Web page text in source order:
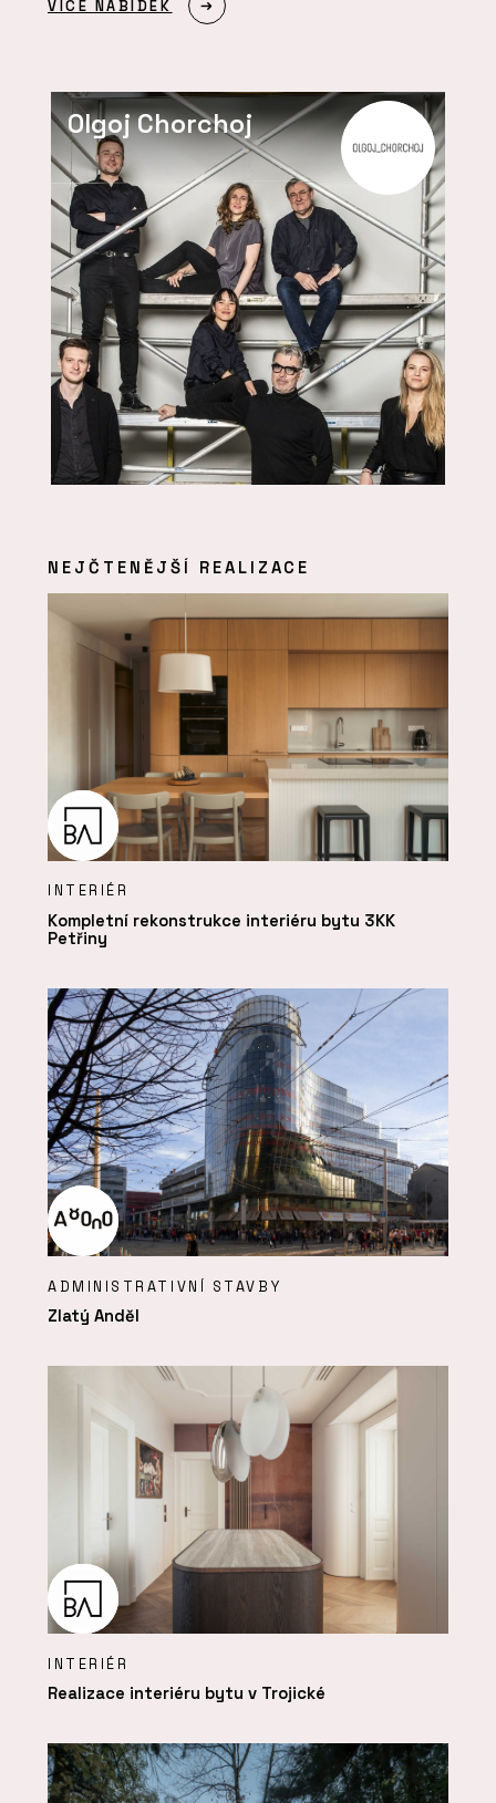
VÍCE NABÍDEK
Olgoj Chorchoj
NEJČTENĚJŠÍ REALIZACE
INTERIÉR
Kompletní rekonstrukce interiéru bytu 3KK
Petřiny
ADMINISTRATIVNÍ STAVBY
Zlatý Anděl
INTERIÉR
Realizace interiéru bytu v Trojické